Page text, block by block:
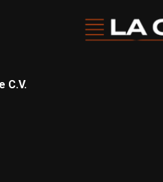
C.V.